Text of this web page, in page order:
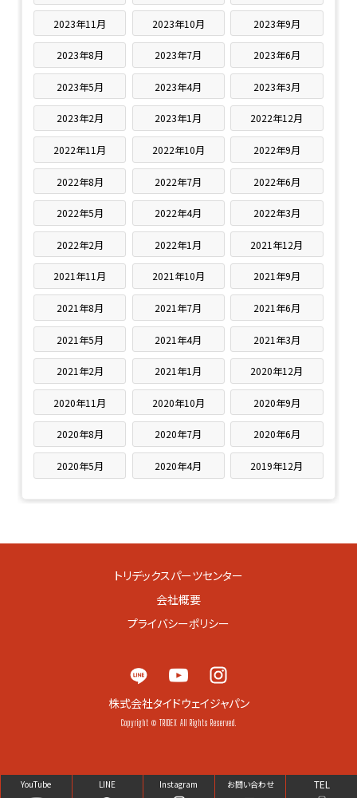
2023年11月 2023年10月 2023年9月
2023年8月 2023年7月 2023年6月
2023年5月 2023年4月 2023年3月
2023年2月 2023年1月 2022年12月
2022年11月 2022年10月 2022年9月
2022年8月 2022年7月 2022年6月
2022年5月 2022年4月 2022年3月
2022年2月 2022年1月 2021年12月
2021年11月 2021年10月 2021年9月
2021年8月 2021年7月 2021年6月
2021年5月 2021年4月 2021年3月
2021年2月 2021年1月 2020年12月
2020年11月 2020年10月 2020年9月
2020年8月 2020年7月 2020年6月
2020年5月 2020年4月 2019年12月
トリデックスパーツセンター
会社概要
プライバシーポリシー
株式会社タイドウェイジャパン
Copyright © TRIDEX All Rights Reserved.
YouTube LINE Instagram お問い合わせ TEL